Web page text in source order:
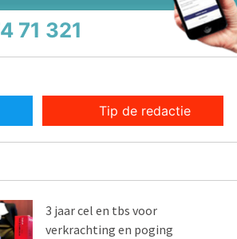
71 321
Tip de redactie
3 jaar cel en tbs voor
verkrachting en poging